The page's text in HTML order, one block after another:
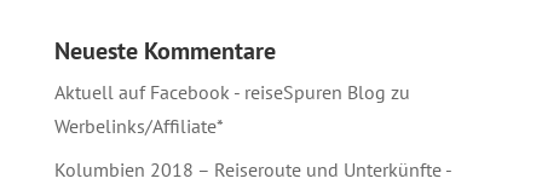
Neueste Kommentare
Aktuell auf Facebook - reiseSpuren Blog zu
Werbelinks/Affiliate*
Kolumbien 2018 – Reiseroute und Unterkünfte -